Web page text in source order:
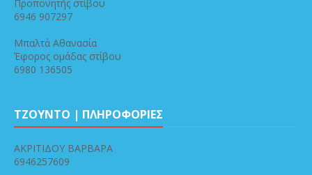
Προπονητής στίβου
6946 907297
Μπαλτά Αθανασία
Έφορος ομάδας στίβου
6980 136505
ΤΖΟΥΝΤΟ | ΠΛΗΡΟΦΟΡΙΕΣ
ΑΚΡΙΤΙΔΟΥ ΒΑΡΒΑΡΑ
6946257609